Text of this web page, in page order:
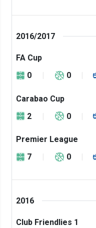
2016/2017
FA Cup
0
0
Carabao Cup
2
0
Premier League
7
0
2016
Club Friendlies 1